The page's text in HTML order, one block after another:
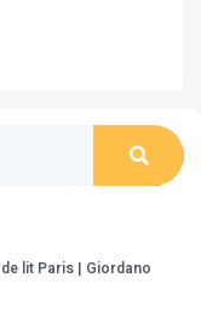
lit Paris | Giordano